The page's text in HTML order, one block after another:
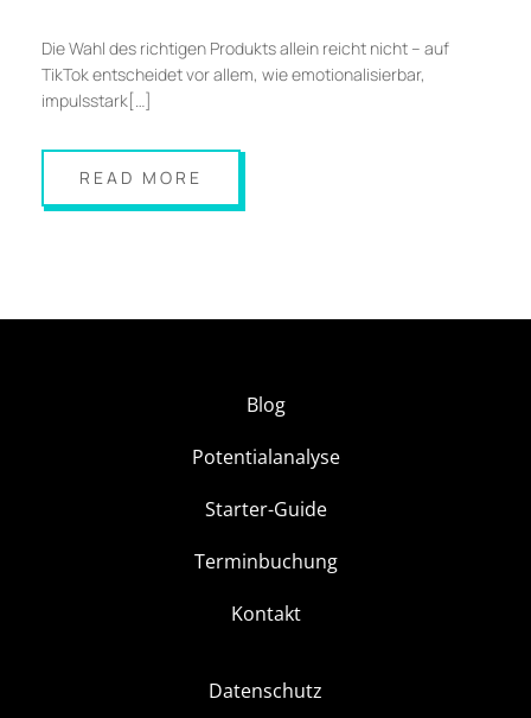
Die Wahl des richtigen Produkts allein reicht nicht – auf
TikTok entscheidet vor allem, wie emotionalisierbar,
impulsstark[…]
READ MORE
Blog
Potentialanalyse
Starter-Guide
Terminbuchung
Kontakt
Datenschutz